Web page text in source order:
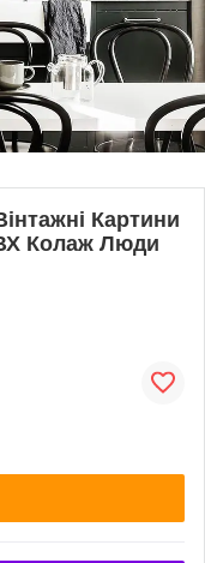
Картини
Колаж Люди